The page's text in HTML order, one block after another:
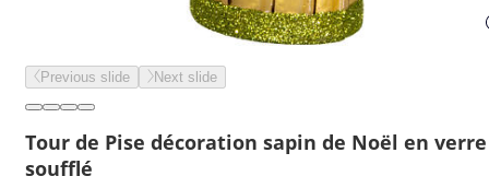
Previous slide Next slide
Tour de Pise décoration sapin de Noël en verre
soufflé